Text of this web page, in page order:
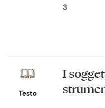
3
Testo
I